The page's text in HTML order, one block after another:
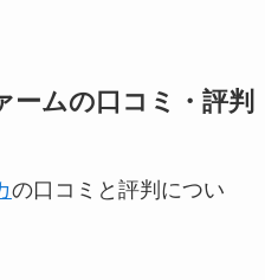
ームの口コミ・評判
の口コミと評判につい